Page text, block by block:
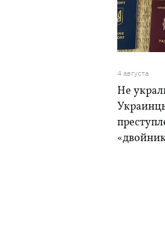
4 августа
Не